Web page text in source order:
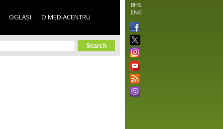
BHS
ENG
OGLASI O MEDIACENTRU